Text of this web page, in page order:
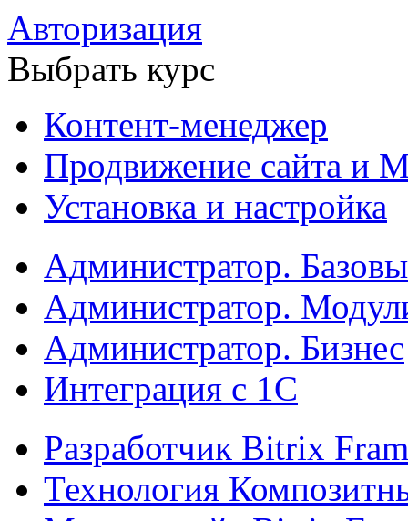
Авторизация
Выбрать курс
Контент-менеджер
Продвижение сайта и
Установка и настройка
Администратор.
Администратор.
Администратор. Бизнес
Интеграция с 1С
Разработчик Bitrix
Технология